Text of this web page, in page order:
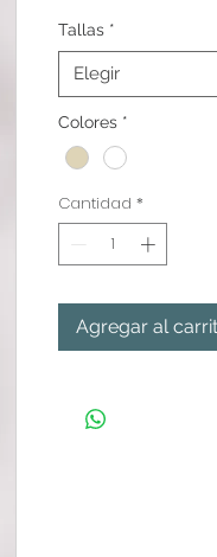
Tallas *
Elegir
Colores *
Cantidad *
Agregar al